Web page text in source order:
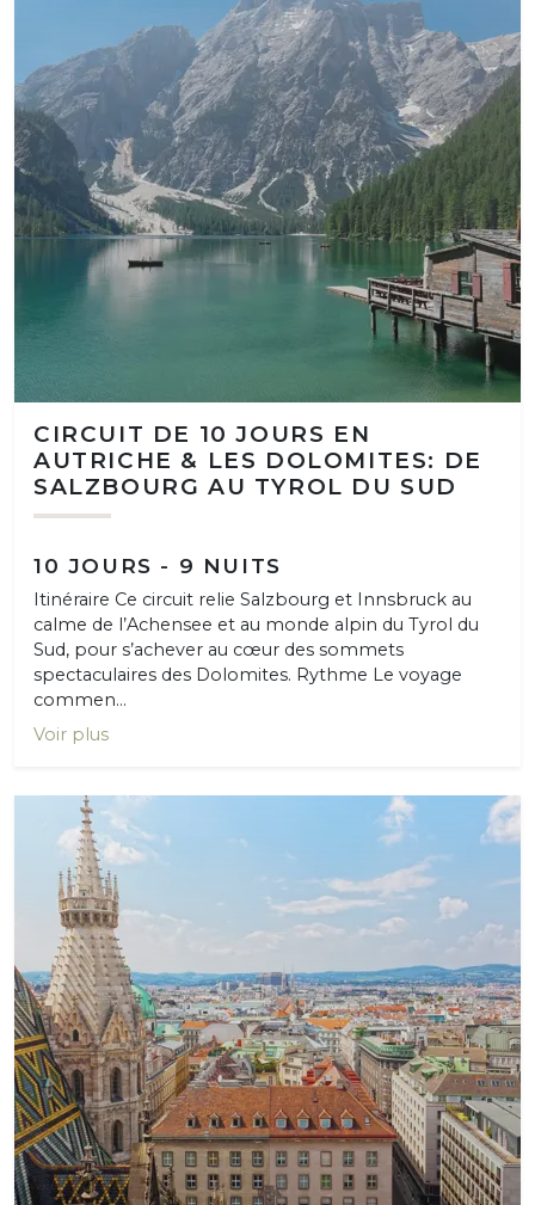
CIRCUIT DE 10 JOURS EN
AUTRICHE & LES DOLOMITES: DE
SALZBOURG AU TYROL DU SUD
10 JOURS - 9 NUITS
Itinéraire Ce circuit relie Salzbourg et Innsbruck au
calme de l’Achensee et au monde alpin du Tyrol du
Sud, pour s’achever au cœur des sommets
spectaculaires des Dolomites. Rythme Le voyage
commen...
Voir plus